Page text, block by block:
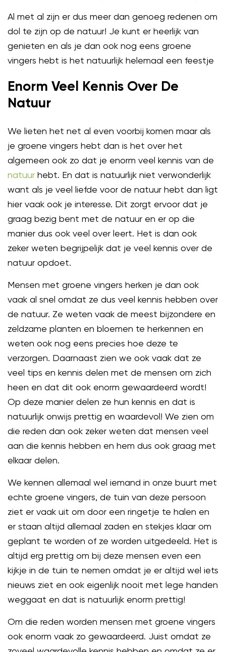
Al met al zijn er dus meer dan genoeg redenen om
dol te zijn op de natuur! Je kunt er heerlijk van
genieten en als je dan ook nog eens groene
vingers hebt is het natuurlijk helemaal een feestje
Enorm Veel Kennis Over De
Natuur
We lieten het net al even voorbij komen maar als
je groene vingers hebt dan is het over het
algemeen ook zo dat je enorm veel kennis van de
natuur hebt. En dat is natuurlijk niet verwonderlijk
want als je veel liefde voor de natuur hebt dan ligt
hier vaak ook je interesse. Dit zorgt ervoor dat je
graag bezig bent met de natuur en er op die
manier dus ook veel over leert. Het is dan ook
zeker weten begrijpelijk dat je veel kennis over de
natuur opdoet.
Mensen met groene vingers herken je dan ook
vaak al snel omdat ze dus veel kennis hebben over
de natuur. Ze weten vaak de meest bijzondere en
zeldzame planten en bloemen te herkennen en
weten ook nog eens precies hoe deze te
verzorgen. Daarnaast zien we ook vaak dat ze
veel tips en kennis delen met de mensen om zich
heen en dat dit ook enorm gewaardeerd wordt!
Op deze manier delen ze hun kennis en dat is
natuurlijk onwijs prettig en waardevol! We zien om
die reden dan ook zeker weten dat mensen veel
aan die kennis hebben en hem dus ook graag met
elkaar delen.
We kennen allemaal wel iemand in onze buurt met
echte groene vingers, de tuin van deze persoon
ziet er vaak uit om door een ringetje te halen en
er staan altijd allemaal zaden en stekjes klaar om
geplant te worden of ze worden uitgedeeld. Het is
altijd erg prettig om bij deze mensen even een
kijkje in de tuin te nemen omdat je er altijd wel iets
nieuws ziet en ook eigenlijk nooit met lege handen
weggaat en dat is natuurlijk enorm prettig!
Om die reden worden mensen met groene vingers
ook enorm vaak zo gewaardeerd. Juist omdat ze